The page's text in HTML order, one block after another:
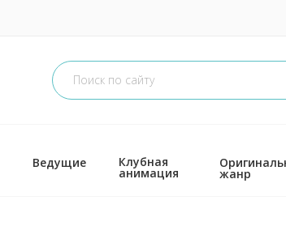
Ведущие Клубная
анимация жанр